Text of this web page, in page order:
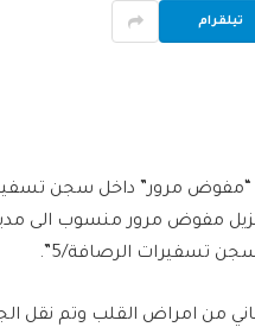
تيلقرام
“مفوض مرور” داخل سجن
تسفيرات الرصافة/5”.
من امراض القلب وتم نقل